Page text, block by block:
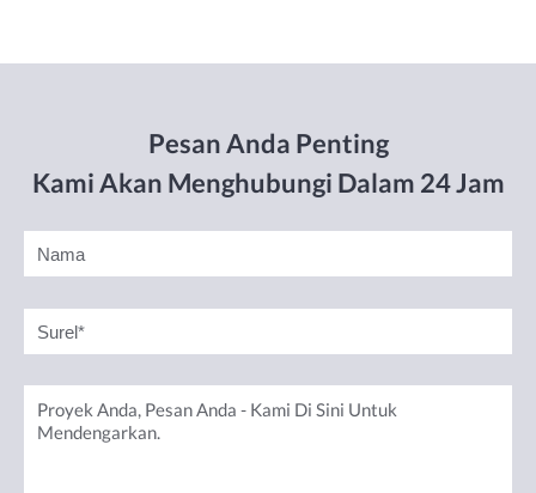
Pesan Anda Penting
Kami Akan Menghubungi Dalam 24 Jam